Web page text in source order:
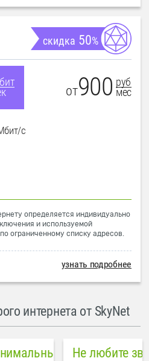
скидка 50%
от900 руб
мес
с
определяется индивидуально
и используемой
ограниченному списку адресов.
узнать подробнее
интернета от SkyNet
пинг в городе
Не любите